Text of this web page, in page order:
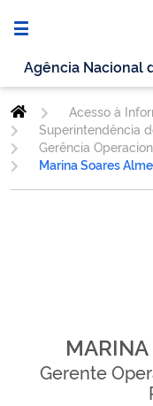
Agência Nacional
Acesso à
Marina Soares
Gerente